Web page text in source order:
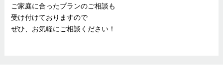
ご家庭に合ったプランのご相談も
受け付けておりますので
ぜひ、お気軽にご相談ください！